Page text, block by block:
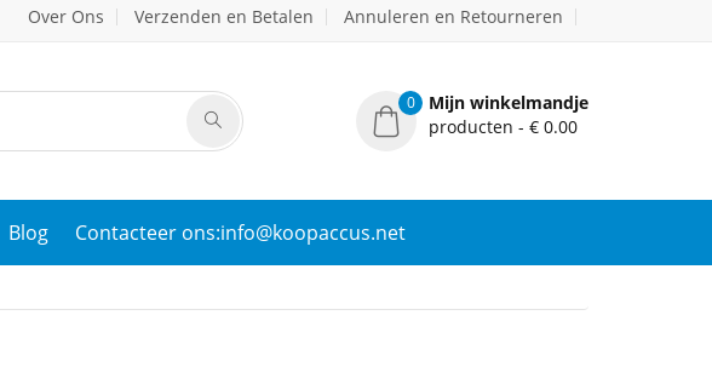
Over Ons Verzenden en Betalen Annuleren en Retourneren
0
Mijn winkelmandje
producten - € 0.00
Blog Contacteer ons:info@koopaccus.net